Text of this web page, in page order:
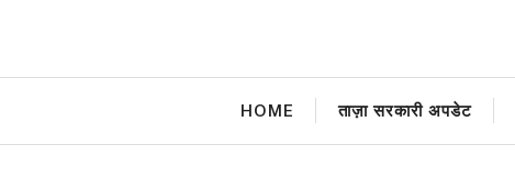
HOME ताज़ा सरकारी अपडेट